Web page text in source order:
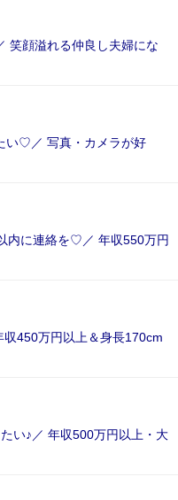
笑顔溢れる仲良し夫婦にな
い♡／ 写真・カメラが好
内に連絡を♡／ 年収550万円
450万円以上＆身長170cm
い♪／ 年収500万円以上・大